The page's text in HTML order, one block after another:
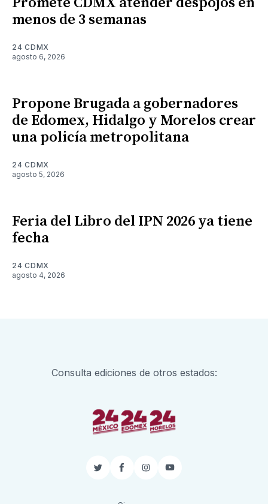
menos de 3 semanas
24 CDMX
agosto 6, 2026
Propone Brugada a gobernadores
de Edomex, Hidalgo y Morelos crear
una policía metropolitana
24 CDMX
agosto 5, 2026
Feria del Libro del IPN 2026 ya tiene
fecha
24 CDMX
agosto 4, 2026
Consulta ediciones de otros estados:
TwitterFacebook
InstagramYouTube